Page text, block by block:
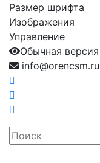
Размер шрифта
Изображения
Управление
Обычная версия
info@orencsm.ru